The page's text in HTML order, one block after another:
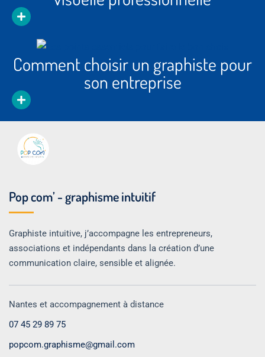
Comment choisir un graphiste pour
son entreprise
Pop com’ - graphisme intuitif
Graphiste intuitive, j’accompagne les entrepreneurs,
associations et indépendants dans la création d’une
communication claire, sensible et alignée.
Nantes et accompagnement à distance
07 45 29 89 75
popcom.graphisme@gmail.com